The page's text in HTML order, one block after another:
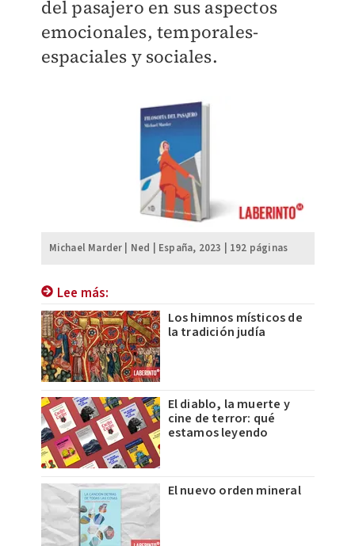
del pasajero en sus aspectos
emocionales, temporales-
espaciales y sociales.
Michael Marder | Ned | España, 2023 | 192 páginas
Lee más:
Los himnos místicos de
la tradición judía
El diablo, la muerte y
cine de terror: qué
estamos leyendo
El nuevo orden mineral